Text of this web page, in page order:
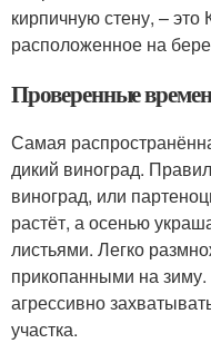
кирпичную стену, – это
расположенное на
Проверенные
Самая
дикий виноград.
виноград, или
растёт, а осенью
листьями. Легко
прикопанными на
агрессивно
участка.